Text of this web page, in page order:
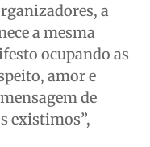
a
a mesma
ocupando as
amor e
de
existimos”,